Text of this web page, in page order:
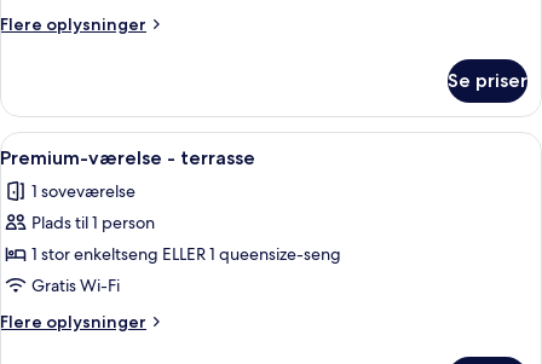
Flere oplysninger
Flere
værelse
terrasse
Se priser
Indlæs
alle
billeder
af
Premium-
værelse
-
terrasse
Et hotelværelse med en stor seng,
16
Premium-værelse - terrasse
1 soveværelse
Plads til 1 person
1 stor enkeltseng ELLER 1 queensize-seng
Gratis Wi-Fi
Flere oplysninger
Flere